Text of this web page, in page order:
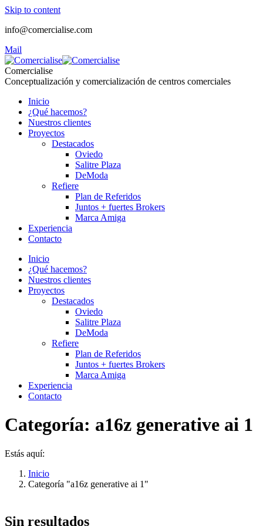
Skip to content
info@comercialise.com
Mail
Comercialise
Conceptualización y comercialización de centros comerciales
Inicio
¿Qué hacemos?
Nuestros clientes
Proyectos
Destacados
Oviedo
Salitre Plaza
DeModa
Refiere
Plan de Referidos
Juntos + fuertes Brokers
Marca Amiga
Experiencia
Contacto
Inicio
¿Qué hacemos?
Nuestros clientes
Proyectos
Destacados
Oviedo
Salitre Plaza
DeModa
Refiere
Plan de Referidos
Juntos + fuertes Brokers
Marca Amiga
Experiencia
Contacto
Categoría: a16z generative ai 1
Estás aquí:
Inicio
Categoría "a16z generative ai 1"
Sin resultados